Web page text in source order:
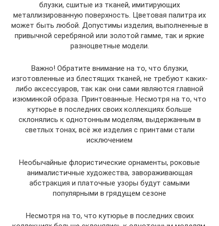
блузки, сшитые из тканей, имитирующих
металлизированную поверхность. Цветовая палитра их
может быть любой. Допустимы изделия, выполненные в
привычной серебряной или золотой гамме, так и яркие
разноцветные модели.
Важно! Обратите внимание на то, что блузки,
изготовленные из блестящих тканей, не требуют каких-
либо аксессуаров, так как они сами являются главной
изюминкой образа. Принтованные. Несмотря на то, что
кутюрье в последних своих коллекциях больше
склонялись к однотонным моделям, выдержанным в
светлых тонах, всё же изделия с принтами стали
исключением
Необычайные флористические орнаменты, роковые
анималистичные художества, завораживающая
абстракция и платочные узоры будут самыми
популярными в грядущем сезоне
Несмотря на то, что кутюрье в последних своих